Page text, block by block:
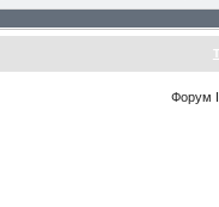
Форум